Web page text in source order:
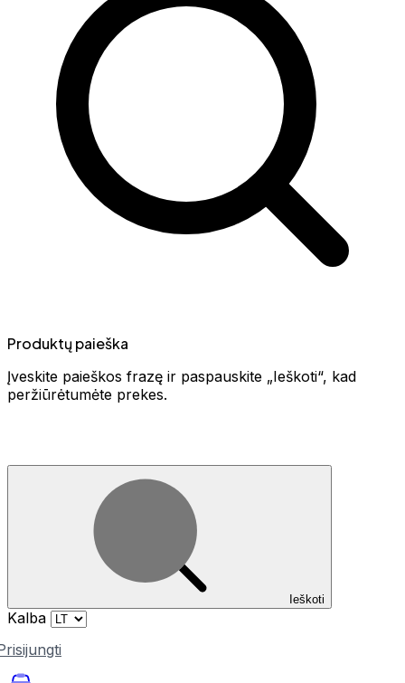
Produktų paieška
Įveskite paieškos frazę ir paspauskite „Ieškoti“, kad
peržiūrėtumėte prekes.
Ieškoti
Kalba